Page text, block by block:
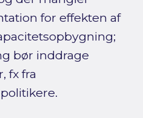
for effekten af
bør inddrage
fx fra